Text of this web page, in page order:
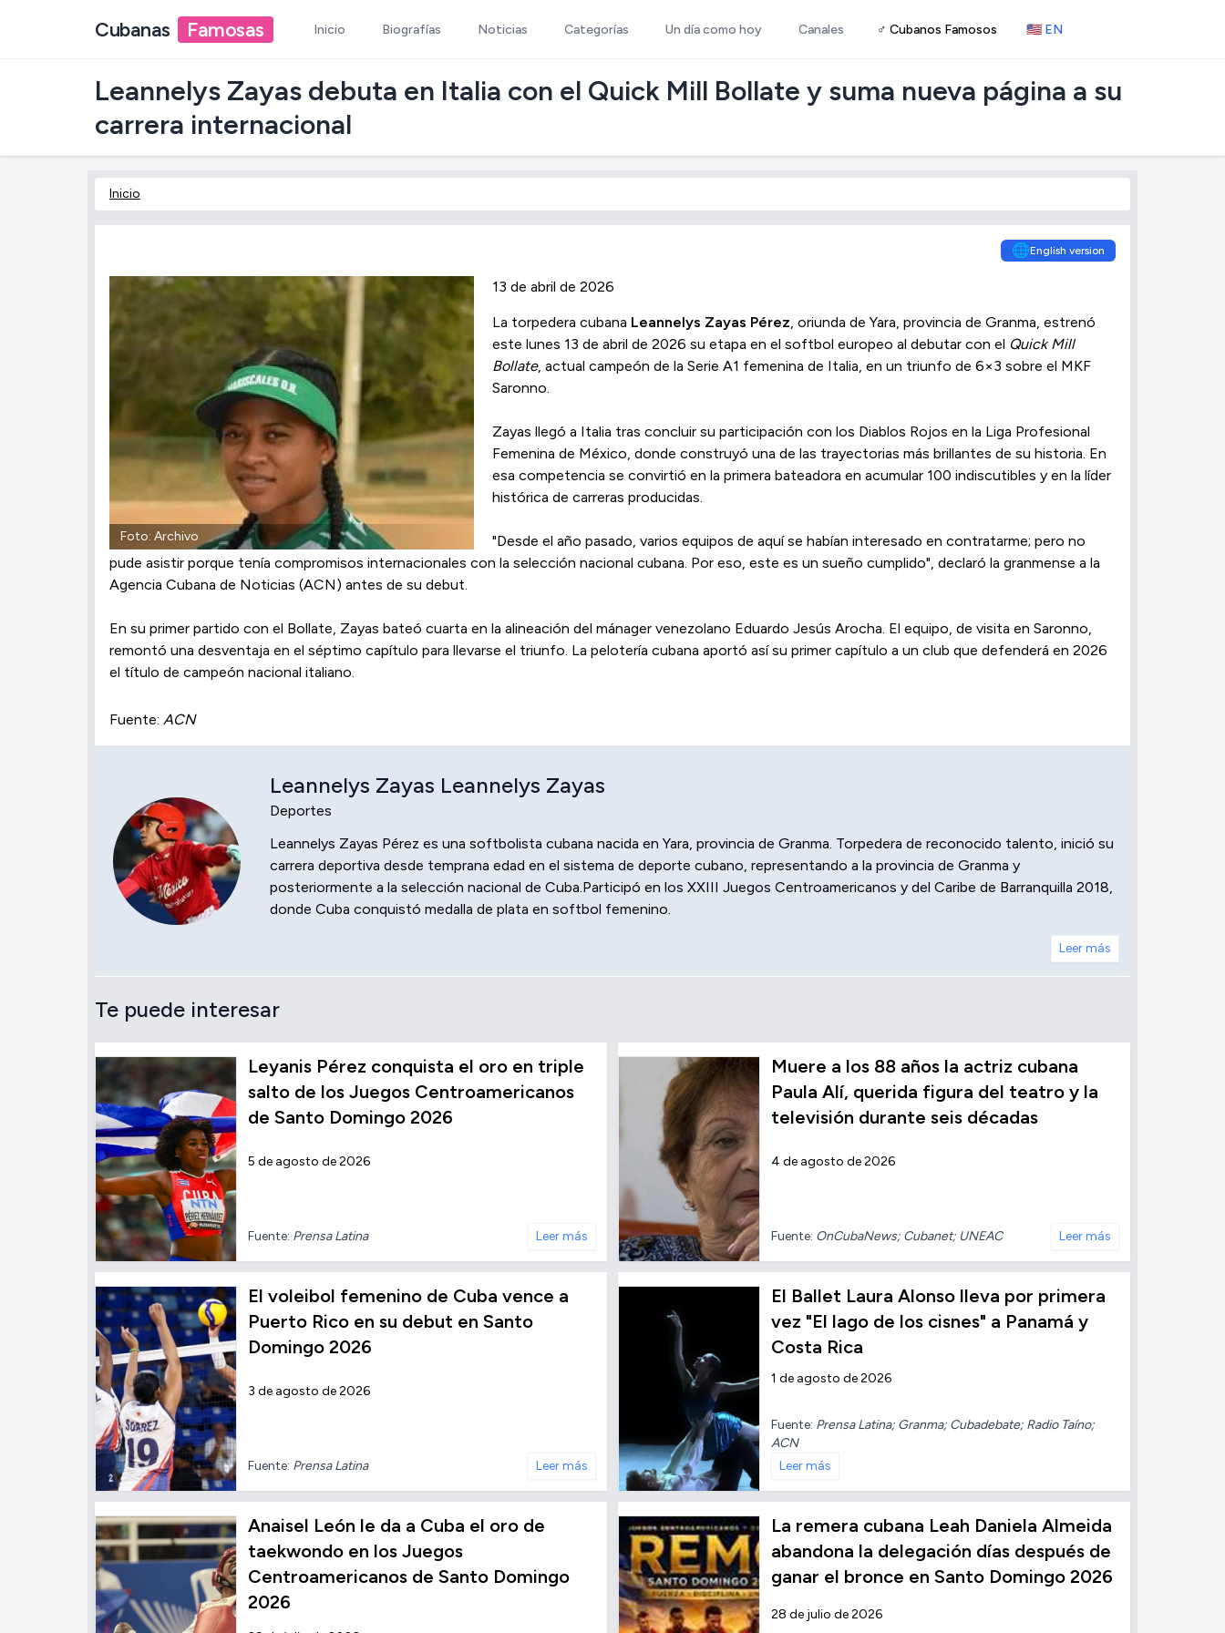
Cubanas Famosas Inicio Biografías Noticias Categorías Un día como hoy Canales ♂ Cubanos Famosos 🇺🇸 EN
Leannelys Zayas debuta en Italia con el Quick Mill Bollate y suma nueva página a su
carrera internacional
Inicio
🌐English version
Foto: Archivo
13 de abril de 2026
La torpedera cubana Leannelys Zayas Pérez, oriunda de Yara, provincia de Granma, estrenó
este lunes 13 de abril de 2026 su etapa en el softbol europeo al debutar con el Quick Mill
Bollate, actual campeón de la Serie A1 femenina de Italia, en un triunfo de 6×3 sobre el MKF
Saronno.
Zayas llegó a Italia tras concluir su participación con los Diablos Rojos en la Liga Profesional
Femenina de México, donde construyó una de las trayectorias más brillantes de su historia. En
esa competencia se convirtió en la primera bateadora en acumular 100 indiscutibles y en la líder
histórica de carreras producidas.
"Desde el año pasado, varios equipos de aquí se habían interesado en contratarme; pero no
pude asistir porque tenía compromisos internacionales con la selección nacional cubana. Por eso, este es un sueño cumplido", declaró la granmense a la
Agencia Cubana de Noticias (ACN) antes de su debut.
En su primer partido con el Bollate, Zayas bateó cuarta en la alineación del mánager venezolano Eduardo Jesús Arocha. El equipo, de visita en Saronno,
remontó una desventaja en el séptimo capítulo para llevarse el triunfo. La pelotería cubana aportó así su primer capítulo a un club que defenderá en 2026
el título de campeón nacional italiano.
Fuente: ACN
Leannelys Zayas Leannelys Zayas
Deportes
Leannelys Zayas Pérez es una softbolista cubana nacida en Yara, provincia de Granma. Torpedera de reconocido talento, inició su
carrera deportiva desde temprana edad en el sistema de deporte cubano, representando a la provincia de Granma y
posteriormente a la selección nacional de Cuba.Participó en los XXIII Juegos Centroamericanos y del Caribe de Barranquilla 2018,
donde Cuba conquistó medalla de plata en softbol femenino.
Leer más
Te puede interesar
Leyanis Pérez conquista el oro en triple
salto de los Juegos Centroamericanos
de Santo Domingo 2026
5 de agosto de 2026
Fuente: Prensa Latina Leer más
Muere a los 88 años la actriz cubana
Paula Alí, querida figura del teatro y la
televisión durante seis décadas
4 de agosto de 2026
Fuente: OnCubaNews; Cubanet; UNEAC Leer más
El voleibol femenino de Cuba vence a
Puerto Rico en su debut en Santo
Domingo 2026
3 de agosto de 2026
Fuente: Prensa Latina Leer más
El Ballet Laura Alonso lleva por primera
vez "El lago de los cisnes" a Panamá y
Costa Rica
1 de agosto de 2026
Fuente: Prensa Latina; Granma; Cubadebate; Radio Taíno;
ACN
Leer más
Anaisel León le da a Cuba el oro de
taekwondo en los Juegos
Centroamericanos de Santo Domingo
2026
La remera cubana Leah Daniela Almeida
abandona la delegación días después de
ganar el bronce en Santo Domingo 2026
28 de julio de 2026